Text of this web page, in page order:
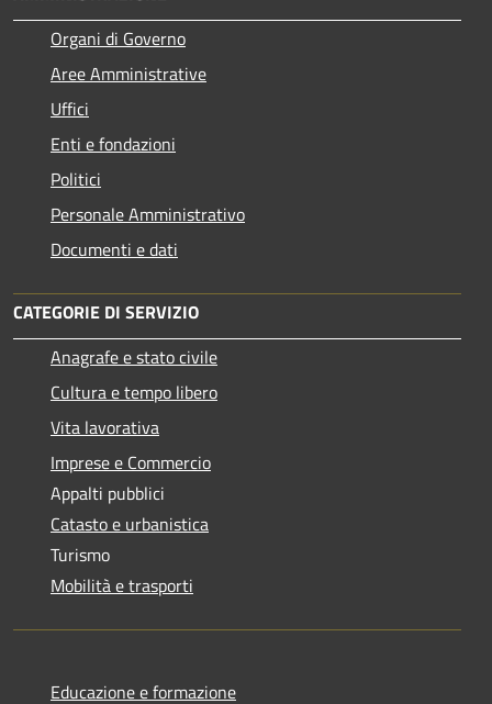
Organi di Governo
Aree Amministrative
Uffici
Enti e fondazioni
Politici
Personale Amministrativo
Documenti e dati
CATEGORIE DI SERVIZIO
Anagrafe e stato civile
Cultura e tempo libero
Vita lavorativa
Imprese e Commercio
Appalti pubblici
Catasto e urbanistica
Turismo
Mobilità e trasporti
Educazione e formazione